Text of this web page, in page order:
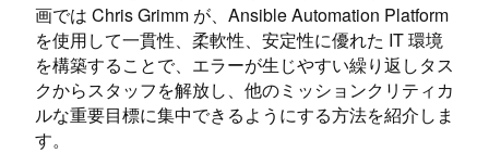
画では Chris Grimm が、Ansible Automation Platform
を使用して一貫性、柔軟性、安定性に優れた IT 環境
を構築することで、エラーが生じやすい繰り返しタス
クからスタッフを解放し、他のミッションクリティカ
ルな重要目標に集中できるようにする方法を紹介しま
す。